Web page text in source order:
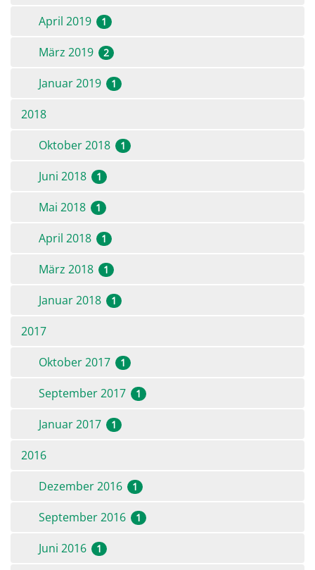
April 2019 1
März 2019 2
Januar 2019 1
2018
Oktober 2018
1
Juni 2018 1
Mai 2018 1
April 2018 1
März 2018 1
Januar 2018 1
2017
Oktober 2017
1
September 2017 1
Januar 2017 1
2016
Dezember 2016
1
September 2016 1
Juni 2016 1